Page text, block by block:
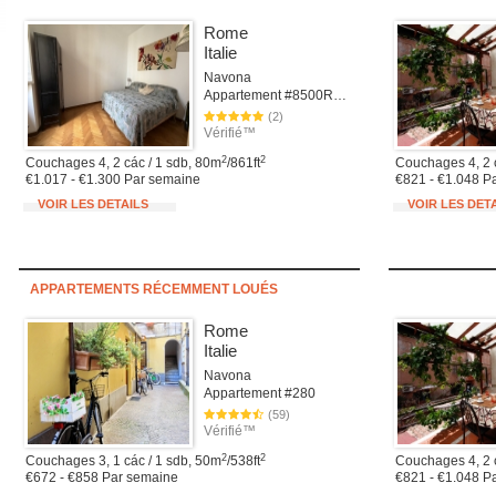
Rome
Italie
Navona
Appartement #8500Rome
(2)
Vérifié™
Couchages 4, 2 các / 1 sdb, 80m2/861ft2
€1.017 - €1.300 Par semaine
VOIR LES DETAILS
Couchages 4, 2
€821 - €1.048
VOIR LES
APPARTEMENTS RÉCEMMENT LOUÉS
Rome
Italie
Navona
Appartement #280
(59)
Vérifié™
Couchages 3, 1 các / 1 sdb, 50m2/538ft2
€672 - €858 Par semaine
Couchages 4, 2
€821 - €1.048